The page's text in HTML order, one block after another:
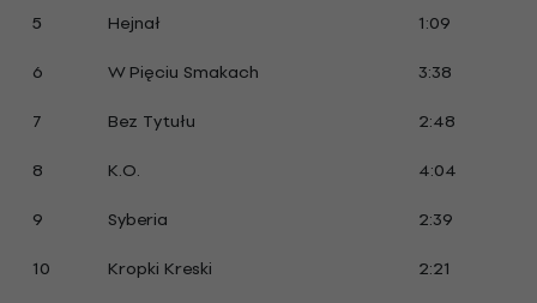
5
Hejnał
1:09
6
W Pięciu Smakach
3:38
7
Bez Tytułu
2:48
8
K.O.
4:04
9
Syberia
2:39
10
Kropki Kreski
2:21